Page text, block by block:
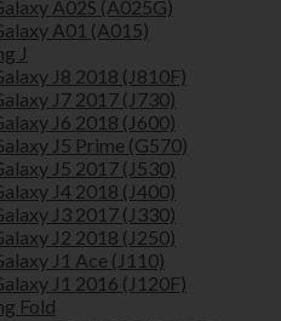
A02S (A025G)
A01 (A015)
J
J8 2018 (J810F)
J7 2017 (J730)
J6 2018 (J600)
J5 Prime (G570)
J5 2017 (J530)
J4 2018 (J400)
J3 2017 (J330)
J2 2018 (J250)
J1 Ace (J110)
J1 2016 (J120F)
Fold